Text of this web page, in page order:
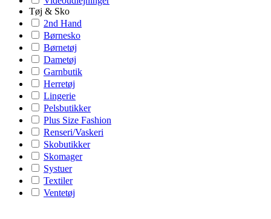
Tøj & Sko
2nd Hand
Børnesko
Børnetøj
Dametøj
Garnbutik
Herretøj
Lingerie
Pelsbutikker
Plus Size Fashion
Renseri/Vaskeri
Skobutikker
Skomager
Systuer
Textiler
Ventetøj